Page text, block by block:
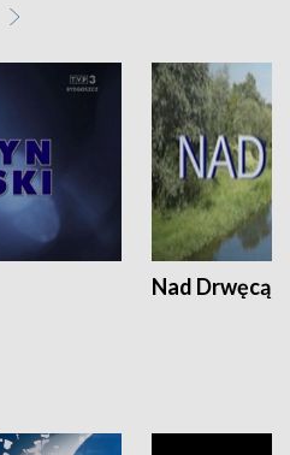
Nad Drwęcą